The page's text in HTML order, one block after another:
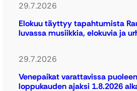
29.7.2026
Elokuu täyttyy tapahtumista
luvassa musiikkia, elokuvia ja
29.7.2026
Venepaikat varattavissa
loppukauden ajaksi 1.8.2026